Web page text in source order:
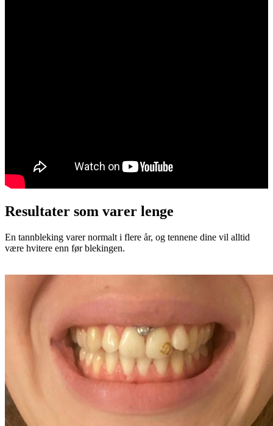
Resultater som varer lenge
En tannbleking varer normalt i flere år, og tennene dine vil alltid
være hvitere enn før blekingen.